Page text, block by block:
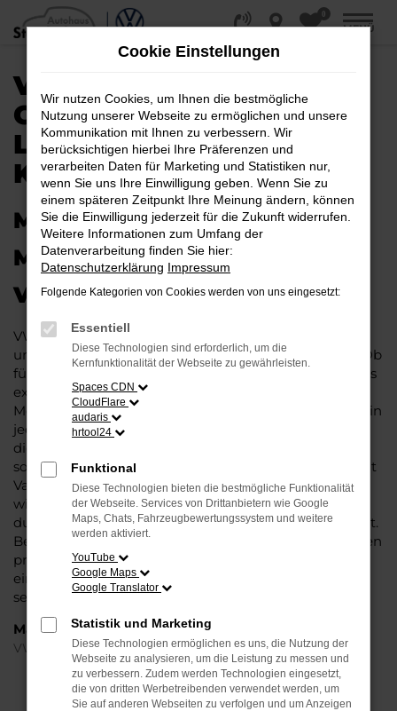
Zum
Hauptinhalt
0
MENÜ
VW PASSAT VARIANT
GEBRAUCHTWAGEN |
LIEFERSERVICE NACH
KASSEL
MIT RABATT DURCH KASSEL
MIT DEM VW PASSAT
VARIANT GEBRAUCHTWAGEN
VW Passat Variant Gebrauchtwagen liegen im Trend
und das hat einen vergleichsweise einfachen Grund. Ob
für Fahrten in und um Kassel oder längere Strecken: es
existieren schlichtweg kaum Fahrzeuge, die diesem
Modell das Wasser reichen können. Die Qualität steht in
jeder Modellgeneration außer Frage. Hinzu kommen
die vielfältigen Möglichkeiten einer Individualisierung
sowie die zahlreichen Assistenzsysteme. Ein VW Passat
Variant Gebrauchtwagen für Kassel ist ein Fahrzeug,
wie es kompletter nicht sein könnte und überzeugt
durch Langlebigkeit und einen sehr soliden Werterhalt.
Bei Steinböhmer kommt hinzu, dass Sie sich über einen
preislichen Nachlass freuen dürfen und beim Kauf auf
ein Unternehmen mit mehr als 80 Jahren Erfahrung
setzen.
Marken
VW
FEHLER: NETWORK ERROR
Cookie Einstellungen
Wir nutzen Cookies, um Ihnen die bestmögliche
Nutzung unserer Webseite zu ermöglichen und unsere
Kommunikation mit Ihnen zu verbessern. Wir
berücksichtigen hierbei Ihre Präferenzen und
verarbeiten Daten für Marketing und Statistiken nur,
wenn Sie uns Ihre Einwilligung geben. Wenn Sie zu
einem späteren Zeitpunkt Ihre Meinung ändern, können
Sie die Einwilligung jederzeit für die Zukunft widerrufen.
Weitere Informationen zum Umfang der
Datenverarbeitung finden Sie hier:
Datenschutzerklärung Impressum
Folgende Kategorien von Cookies werden von uns eingesetzt:
Essentiell
Diese Technologien sind erforderlich, um die
Kernfunktionalität der Webseite zu gewährleisten.
Spaces CDN
CloudFlare
audaris
hrtool24
Funktional
Diese Technologien bieten die bestmögliche Funktionalität
der Webseite. Services von Drittanbietern wie Google
Maps, Chats, Fahrzeugbewertungssystem und weitere
werden aktiviert.
YouTube
Google Maps
Google Translator
Statistik und Marketing
Diese Technologien ermöglichen es uns, die Nutzung der
Webseite zu analysieren, um die Leistung zu messen und
zu verbessern. Zudem werden Technologien eingesetzt,
die von dritten Werbetreibenden verwendet werden, um
Sie auf anderen Webseiten zu verfolgen und um Anzeigen